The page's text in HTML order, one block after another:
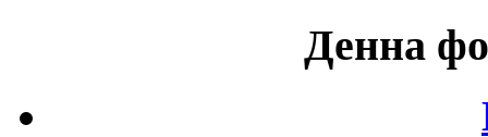
Денна